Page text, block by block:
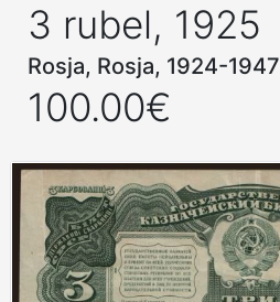
3 rubel, 1925
Rosja, Rosja, 1924-1947
100.00€